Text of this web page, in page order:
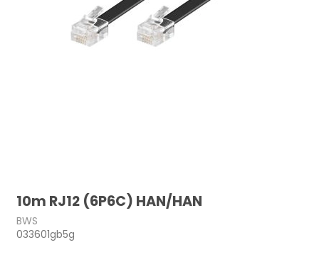
10m RJ12 (6P6C) HAN/HAN
BWS
033601gb5g